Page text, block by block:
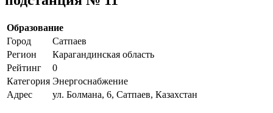
Образование
Город
Сатпаев
Регион
Карагандинская область
Рейтинг
0
Категория Энергоснабжение
Адрес
ул. Болмана, 6, Сатпаев, Казахстан